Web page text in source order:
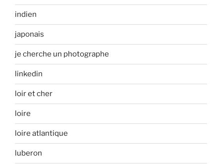
indien
japonais
je cherche un photographe
linkedin
loir et cher
loire
loire atlantique
luberon